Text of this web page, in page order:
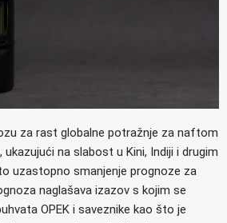
za rast globalne potražnje za naftom
ukazujući na slabost u Kini, Indiji i drugim
uzastopno smanjenje prognoze za
naglašava izazov s kojim se
OPEK i saveznike kao što je